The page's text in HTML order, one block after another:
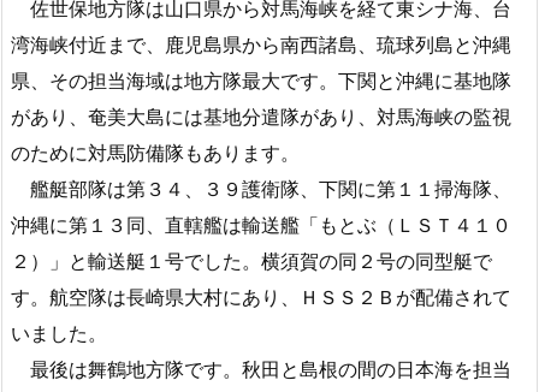
佐世保地方隊は山口県から対馬海峡を経て東シナ海、台
湾海峡付近まで、鹿児島県から南西諸島、琉球列島と沖縄
県、その担当海域は地方隊最大です。下関と沖縄に基地隊
があり、奄美大島には基地分遣隊があり、対馬海峡の監視
のために対馬防備隊もあります。
艦艇部隊は第３４、３９護衛隊、下関に第１１掃海隊、
沖縄に第１３同、直轄艦は輸送艦「もとぶ（ＬＳＴ４１０
２）」と輸送艇１号でした。横須賀の同２号の同型艇で
す。航空隊は長崎県大村にあり、ＨＳＳ２Ｂが配備されて
いました。
最後は舞鶴地方隊です。秋田と島根の間の日本海を担当